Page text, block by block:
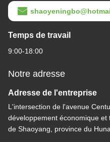
Temps de travail
9:00-18:00
Notre adresse
Adresse de l'entreprise
L'intersection de l'avenue
développement économique
de Shaoyang, province du